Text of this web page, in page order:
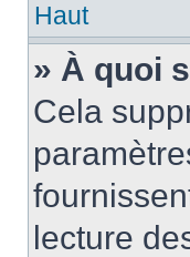
Haut
» À quoi
Cela
lecture